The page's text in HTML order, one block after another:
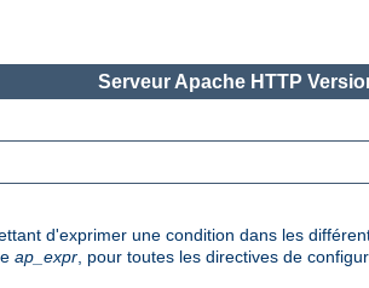
Serveur Apache HTTP
d'exprimer une condition dans les
ap_expr, pour toutes les directives de